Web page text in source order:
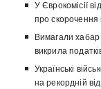
У Єврокомісії
про скорочення
Вимагали
викрила
Українські
на рекордній